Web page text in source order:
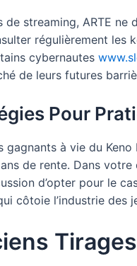
de streaming, ARTE
régulièrement les
cybernautes
de leurs futures
Pour
gagnants à vie du
de rente. Dans
d’opter pour le
côtoie l’industrie des